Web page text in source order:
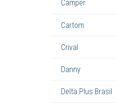
Camper
Cartom
Crival
Danny
Delta Plus Brasil